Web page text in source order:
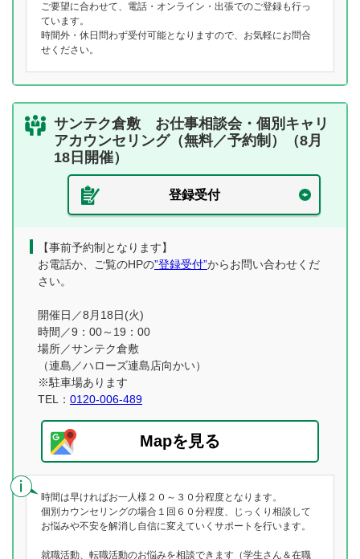
ご要望に合わせて、電話・オンライン・出張でのご登録も行っ
ています。
時間外・休日問わず受付可能となりますので、お気軽にお問合
せください。
サンテク倉敷 お仕事相談会・個別キャリ
アカウンセリング（無料／予約制）（8月
18日開催）
登録受付
【事前予約制となります】
お電話か、ご覧のHPの”登録受付”からお問い合わせくだ
さい。
開催日／8月18日(火)
時間／9：00～19：00
場所／サンテク倉敷
（連島／ハローズ連島店向かい）
※駐車場あります
TEL： 0120-006-489
Mapを見る
時間は早ければお一人様２０～３０分程度となります。
個別カウンセリングの場合１回６０分程度、じっくり相談して
お悩みや不安を解消し自信に変えていくサポートを行います。
就職活動、転職活動のお悩みを相談できます（学生さん＆在職